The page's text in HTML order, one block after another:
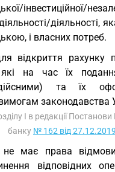
інвестиційної/
діяльності,
і власних потреб.
відкриття рахунку
які на час їх
та їх
законодавства
I в редакції
банку № 162 від 27.12.2019
має права
відповідних